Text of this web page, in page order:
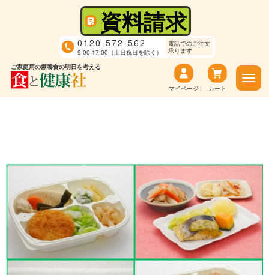
ご家庭用の療養食の明日を考える
資料請求
0120-572-562
9:00-17:00（土日祝日を除く）
電話でのご注文
承ります
マイページ カート